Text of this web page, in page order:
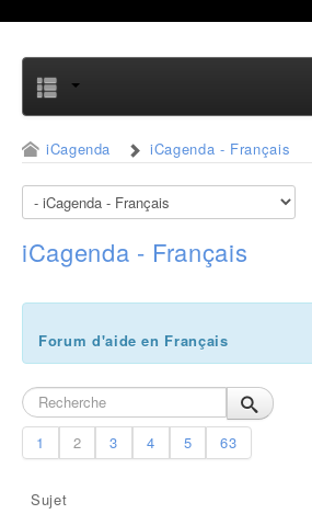
iCagenda iCagenda - Français
iCagenda - Français
Forum d'aide en Français
1 2 3 4 5 63
Sujet